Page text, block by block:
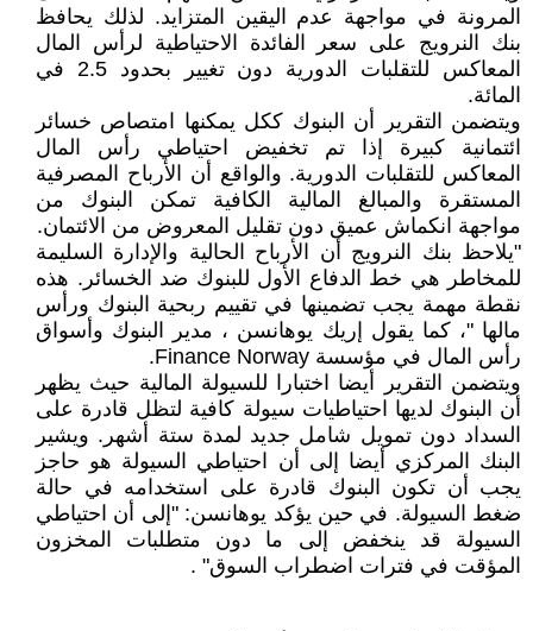
المرونة في مواجهة عدم اليقين المتزايد. لذلك يحافظ
بنك النرويج على سعر الفائدة الاحتياطية لرأس المال
المعاكس للتقلبات الدورية دون تغيير بحدود 2.5 في
المائة.
ويتضمن التقرير أن البنوك ككل يمكنها امتصاص خسائر
ائتمانية كبيرة إذا تم تخفيض احتياطي رأس المال
المعاكس للتقلبات الدورية. والواقع أن الأرباح المصرفية
المستقرة والمبالغ المالية الكافية تمكن البنوك من
مواجهة انكماش عميق دون تقليل المعروض من الائتمان.
"يلاحظ بنك النرويج أن الأرباح الحالية والإدارة السليمة
للمخاطر هي خط الدفاع الأول للبنوك ضد الخسائر. هذه
نقطة مهمة يجب تضمينها في تقييم ربحية البنوك ورأس
مالها "، كما يقول إريك يوهانسن ، مدير البنوك وأسواق
رأس المال في مؤسسة Finance Norway.
ويتضمن التقرير أيضا اختبارا للسيولة المالية حيث يظهر
أن البنوك لديها احتياطيات سيولة كافية لتظل قادرة على
السداد دون تمويل شامل جديد لمدة ستة أشهر. ويشير
البنك المركزي أيضا إلى أن احتياطي السيولة هو حاجز
يجب أن تكون البنوك قادرة على استخدامه في حالة
ضغط السيولة. في حين يؤكد يوهانسن: "إلى أن احتياطي
السيولة قد ينخفض إلى ما دون متطلبات المخزون
المؤقت في فترات اضطراب السوق" .